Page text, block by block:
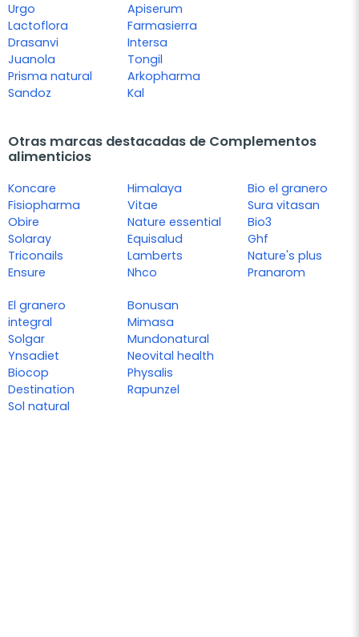
Urgo
Lactoflora
Drasanvi
Juanola
Prisma natural
Sandoz
Apiserum
Farmasierra
Intersa
Tongil
Arkopharma
Kal
Otras marcas destacadas de Complementos
alimenticios
Koncare
Fisiopharma
Obire
Solaray
Triconails
Ensure
Himalaya
Vitae
Nature essential
Equisalud
Lamberts
Nhco
Bio el granero
Sura vitasan
Bio3
Ghf
Nature's plus
Pranarom
El granero
integral
Solgar
Ynsadiet
Biocop
Destination
Sol natural
Bonusan
Mimasa
Mundonatural
Neovital health
Physalis
Rapunzel